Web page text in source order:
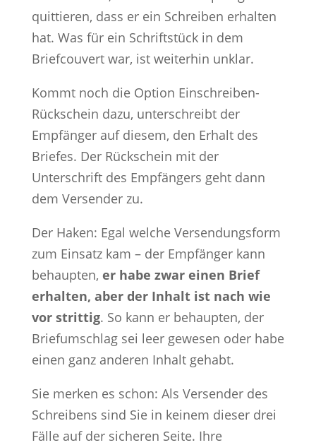
quittieren, dass er ein Schreiben erhalten
hat. Was für ein Schriftstück in dem
Briefcouvert war, ist weiterhin unklar.
Kommt noch die Option Einschreiben-
Rückschein dazu, unterschreibt der
Empfänger auf diesem, den Erhalt des
Briefes. Der Rückschein mit der
Unterschrift des Empfängers geht dann
dem Versender zu.
Der Haken: Egal welche Versendungsform
zum Einsatz kam – der Empfänger kann
behaupten, er habe zwar einen Brief
erhalten, aber der Inhalt ist nach wie
vor strittig. So kann er behaupten, der
Briefumschlag sei leer gewesen oder habe
einen ganz anderen Inhalt gehabt.
Sie merken es schon: Als Versender des
Schreibens sind Sie in keinem dieser drei
Fälle auf der sicheren Seite. Ihre